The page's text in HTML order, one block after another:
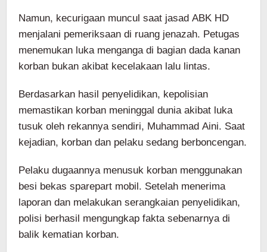
Namun, kecurigaan muncul saat jasad ABK HD
menjalani pemeriksaan di ruang jenazah. Petugas
menemukan luka menganga di bagian dada kanan
korban bukan akibat kecelakaan lalu lintas.
Berdasarkan hasil penyelidikan, kepolisian
memastikan korban meninggal dunia akibat luka
tusuk oleh rekannya sendiri, Muhammad Aini. Saat
kejadian, korban dan pelaku sedang berboncengan.
Pelaku dugaannya menusuk korban menggunakan
besi bekas sparepart mobil. Setelah menerima
laporan dan melakukan serangkaian penyelidikan,
polisi berhasil mengungkap fakta sebenarnya di
balik kematian korban.